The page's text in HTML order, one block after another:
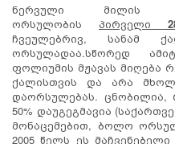
ნერვული მილის
ორსულობის პირველი
ჩვეულებრივ, სანამ
ორსულადაა.სწორედ
ფოლიუმის მჟავას მიღება
ქალისთვის და არა
დაორსულებას.
50% დაუგეგმავია
მონაცემებით, ბოლო
2005 წელს ეს